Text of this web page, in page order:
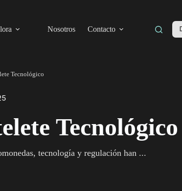
Nosotros Contacto
Tecnológico
Tecnológico
tecnología y regulación han ...